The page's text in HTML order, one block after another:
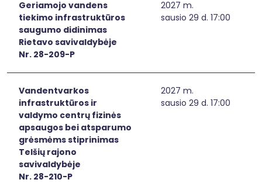
Geriamojo vandens
tiekimo infrastruktūros
saugumo didinimas
Rietavo savivaldybėje
Nr. 28-209-P
2027 m.
sausio 29 d. 17:00
Vandentvarkos
infrastruktūros ir
valdymo centrų fizinės
apsaugos bei atsparumo
grėsmėms stiprinimas
Telšių rajono
savivaldybėje
Nr. 28-210-P
2027 m.
sausio 29 d. 17:00